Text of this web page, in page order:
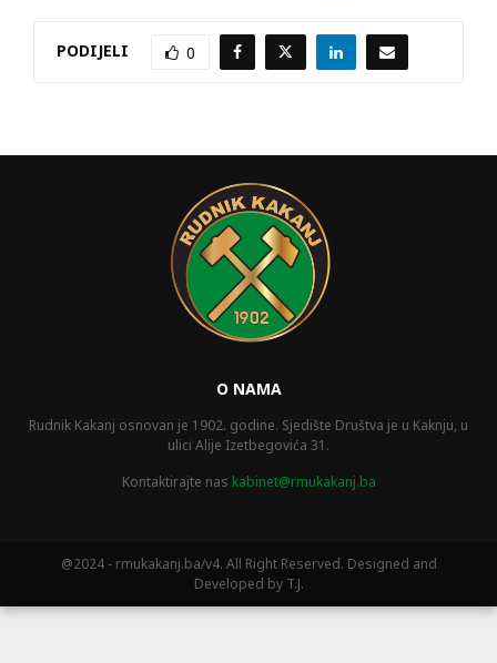
PODIJELI 0
O NAMA
Rudnik Kakanj osnovan je 1902. godine. Sjedište Društva je u Kaknju, u
ulici Alije Izetbegovića 31.
Kontaktirajte nas kabinet@rmukakanj.ba
@2024 - rmukakanj.ba/v4. All Right Reserved. Designed and
Developed by T.J.